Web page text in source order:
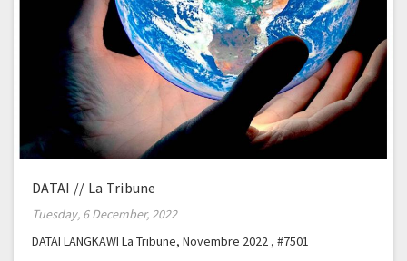
DATAI // La Tribune
Tuesday, 6 December, 2022
DATAI LANGKAWI La Tribune, Novembre 2022 , #7501